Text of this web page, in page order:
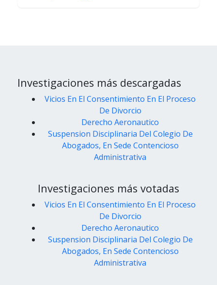
Investigaciones más descargadas
Vicios En El Consentimiento En El Proceso
De Divorcio
Derecho Aeronautico
Suspension Disciplinaria Del Colegio De
Abogados, En Sede Contencioso
Administrativa
Investigaciones más votadas
Vicios En El Consentimiento En El Proceso
De Divorcio
Derecho Aeronautico
Suspension Disciplinaria Del Colegio De
Abogados, En Sede Contencioso
Administrativa